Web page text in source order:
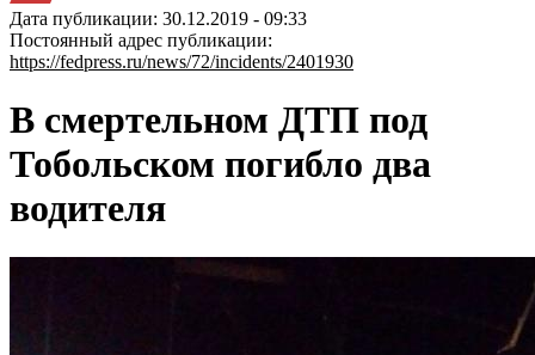
Дата публикации: 30.12.2019 - 09:33
Постоянный адрес публикации:
https://fedpress.ru/news/72/incidents/2401930
В смертельном ДТП под
Тобольском погибло два
водителя